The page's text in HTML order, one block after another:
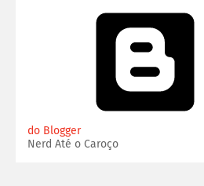
do Blogger
Nerd Até o Caroço